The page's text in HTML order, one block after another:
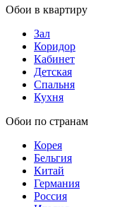
Обои в квартиру
Зал
Коридор
Кабинет
Детская
Спальня
Кухня
Обои по странам
Корея
Бельгия
Китай
Германия
Россия